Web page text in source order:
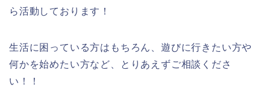
ら活動しております！
生活に困っている方はもちろん、遊びに行きたい方や
何かを始めたい方など、とりあえずご相談くださ
い！！